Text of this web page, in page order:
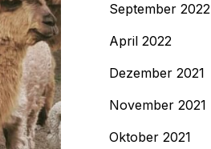
September 2022
April 2022
Dezember 2021
November 2021
Oktober 2021